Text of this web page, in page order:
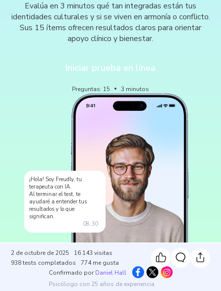
Evalúa en 3 minutos qué tan integradas están tus
identidades culturales y si se viven en armonía o conflicto.
Sus 15 ítems ofrecen resultados claros para orientar
apoyo clínico y bienestar.
Iniciar prueba en línea
Preguntas: 15 3 minutos
¡Hola! Soy Freudly, tu
terapeuta con IA.
Al terminar el test, te
ayudaré a entender tus
resultados y lo que
significan.
08:30
2 de octubre de 2025 16 143 visitas
938 tests completados 774 me gusta
Confirmado por Daniel Hall
Psicólogo con 25 años de experiencia